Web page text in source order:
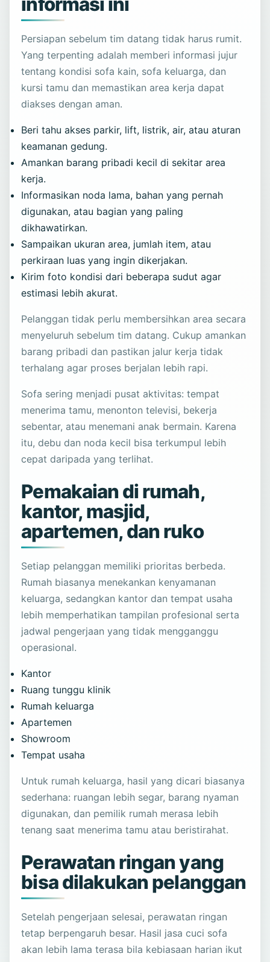
Persiapan sebelum tim datang tidak harus rumit.
Yang terpenting adalah memberi informasi jujur
tentang kondisi sofa kain, sofa keluarga, dan
kursi tamu dan memastikan area kerja dapat
diakses dengan aman.
Beri tahu akses parkir, lift, listrik, air, atau aturan
keamanan gedung.
Amankan barang pribadi kecil di sekitar area
kerja.
Informasikan noda lama, bahan yang pernah
digunakan, atau bagian yang paling
dikhawatirkan.
Sampaikan ukuran area, jumlah item, atau
perkiraan luas yang ingin dikerjakan.
Kirim foto kondisi dari beberapa sudut agar
estimasi lebih akurat.
Pelanggan tidak perlu membersihkan area secara
menyeluruh sebelum tim datang. Cukup amankan
barang pribadi dan pastikan jalur kerja tidak
terhalang agar proses berjalan lebih rapi.
Sofa sering menjadi pusat aktivitas: tempat
menerima tamu, menonton televisi, bekerja
sebentar, atau menemani anak bermain. Karena
itu, debu dan noda kecil bisa terkumpul lebih
cepat daripada yang terlihat.
Pemakaian di rumah,
kantor, masjid,
apartemen, dan ruko
Setiap pelanggan memiliki prioritas berbeda.
Rumah biasanya menekankan kenyamanan
keluarga, sedangkan kantor dan tempat usaha
lebih memperhatikan tampilan profesional serta
jadwal pengerjaan yang tidak mengganggu
operasional.
Kantor
Ruang tunggu klinik
Rumah keluarga
Apartemen
Showroom
Tempat usaha
Untuk rumah keluarga, hasil yang dicari biasanya
sederhana: ruangan lebih segar, barang nyaman
digunakan, dan pemilik rumah merasa lebih
tenang saat menerima tamu atau beristirahat.
Perawatan ringan yang
bisa dilakukan pelanggan
Setelah pengerjaan selesai, perawatan ringan
tetap berpengaruh besar. Hasil jasa cuci sofa
akan lebih lama terasa bila kebiasaan harian ikut